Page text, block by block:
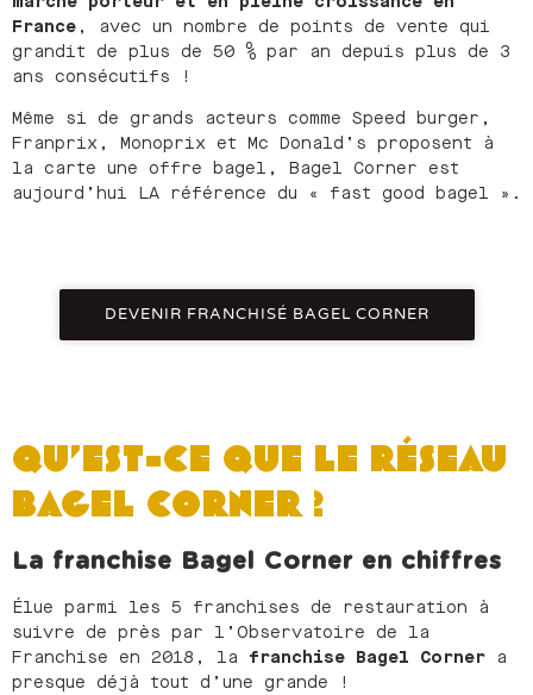
France , avec un nombre de points de vente qui
grandit de plus de 50 % par an depuis plus de 3
ans consécutifs !
Même si de grands acteurs comme Speed burger,
Franprix, Monoprix et Mc Donald’s proposent à
la carte une offre bagel, Bagel Corner est
aujourd’hui LA référence du « fast good bagel ».
DEVENIR FRANCHISÉ BAGEL CORNER
QU’EST-CE QUE LE RÉSEAU
BAGEL CORNER ?
La franchise Bagel Corner en chiffres
Élue parmi les 5 franchises de restauration à
suivre de près par l’Observatoire de la
Franchise en 2018, la franchise Bagel Corner a
presque déjà tout d’une grande !